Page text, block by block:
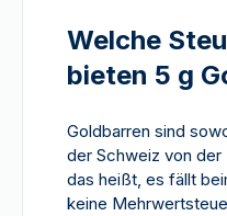
Welche
bieten 5 g
Goldbarren sind
der Schweiz von
das heißt, es fällt
keine